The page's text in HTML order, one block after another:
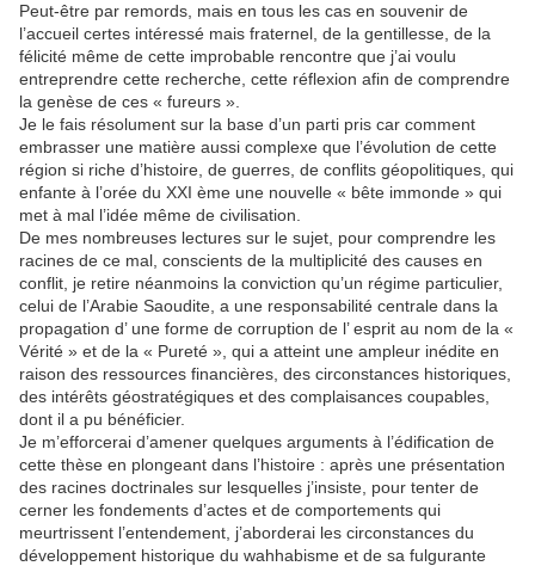
Peut-être par remords, mais en tous les cas en souvenir de
l’accueil certes intéressé mais fraternel, de la gentillesse, de la
félicité même de cette improbable rencontre que j’ai voulu
entreprendre cette recherche, cette réflexion afin de comprendre
la genèse de ces « fureurs ».
Je le fais résolument sur la base d’un parti pris car comment
embrasser une matière aussi complexe que l’évolution de cette
région si riche d’histoire, de guerres, de conflits géopolitiques, qui
enfante à l’orée du XXI ème une nouvelle « bête immonde » qui
met à mal l’idée même de civilisation.
De mes nombreuses lectures sur le sujet, pour comprendre les
racines de ce mal, conscients de la multiplicité des causes en
conflit, je retire néanmoins la conviction qu’un régime particulier,
celui de l’Arabie Saoudite, a une responsabilité centrale dans la
propagation d’ une forme de corruption de l’ esprit au nom de la «
Vérité » et de la « Pureté », qui a atteint une ampleur inédite en
raison des ressources financières, des circonstances historiques,
des intérêts géostratégiques et des complaisances coupables,
dont il a pu bénéficier.
Je m’efforcerai d’amener quelques arguments à l’édification de
cette thèse en plongeant dans l’histoire : après une présentation
des racines doctrinales sur lesquelles j’insiste, pour tenter de
cerner les fondements d’actes et de comportements qui
meurtrissent l’entendement, j’aborderai les circonstances du
développement historique du wahhabisme et de sa fulgurante